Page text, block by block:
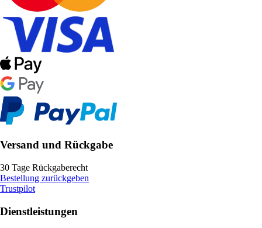
Versand und Rückgabe
30 Tage Rückgaberecht
Bestellung zurückgeben
Trustpilot
Dienstleistungen